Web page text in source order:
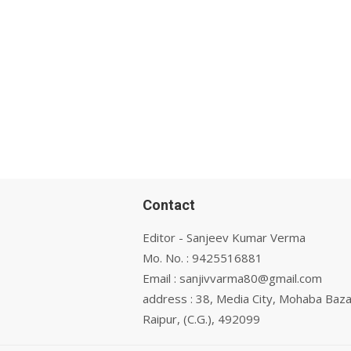
Contact
Editor - Sanjeev Kumar Verma
Mo. No. : 9425516881
Email : sanjivvarma80@gmail.com
address : 38, Media City, Mohaba
Raipur, (C.G.), 492099